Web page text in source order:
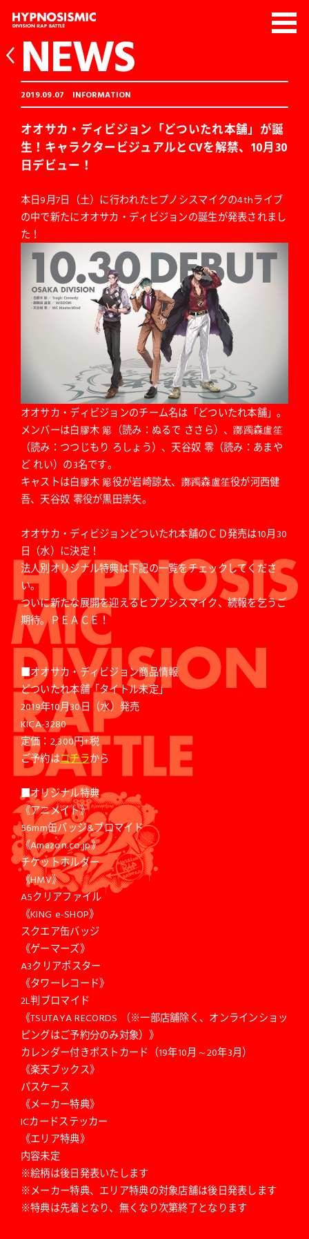
NEWS
2019.09.07 INFORMATION
オオサカ・ディビジョン「どついたれ本舗」が誕
生！キャラクタービジュアルとCVを解禁、10月30
日デビュー！
本日9月7日（土）に行われたヒプノシスマイクの4thライブ
の中で新たにオオサカ・ディビジョンの誕生が発表されまし
た！
オオサカ・ディビジョンのチーム名は「どついたれ本舗」。
メンバーは白膠木 簓（読み：ぬるで ささら）、躑躅森盧笙
（読み：つつじもり ろしょう）、天谷奴 零（読み：あまや
ど れい）の3名です。
キャストは白膠木 簓役が岩崎諒太、躑躅森盧笙役が河西健
吾、天谷奴 零役が黒田崇矢。
オオサカ・ディビジョンどついたれ本舗のＣＤ発売は10月30
日（水）に決定！
法人別オリジナル特典は下記の一覧をチェックしてくださ
い。
ついに新たな展開を迎えるヒプノシスマイク、続報を乞うご
期待。ＰＥＡＣＥ！
■オオサカ・ディビジョン商品情報
どついたれ本舗「タイトル未定」
2019年10月30日（水）発売
KICA-3280
定価：2,300円+税
ご予約はコチラから
■オリジナル特典
《アニメイト》
56mm缶バッジ&ブロマイド
《Amazon.co.jp》
チケットホルダー
《HMV》
A5クリアファイル
《KING e-SHOP》
スクエア缶バッジ
《ゲーマーズ》
A3クリアポスター
《タワーレコード》
2L判ブロマイド
《TSUTAYA RECORDS （※一部店舗除く、オンラインショッ
ピングはご予約分のみ対象）》
カレンダー付きポストカード（19年10月～20年3月）
《楽天ブックス》
パスケース
《メーカー特典》
ICカードステッカー
《エリア特典》
内容未定
※絵柄は後日発表いたします
※メーカー特典、エリア特典の対象店舗は後日発表します
※特典は先着となり、無くなり次第終了となります